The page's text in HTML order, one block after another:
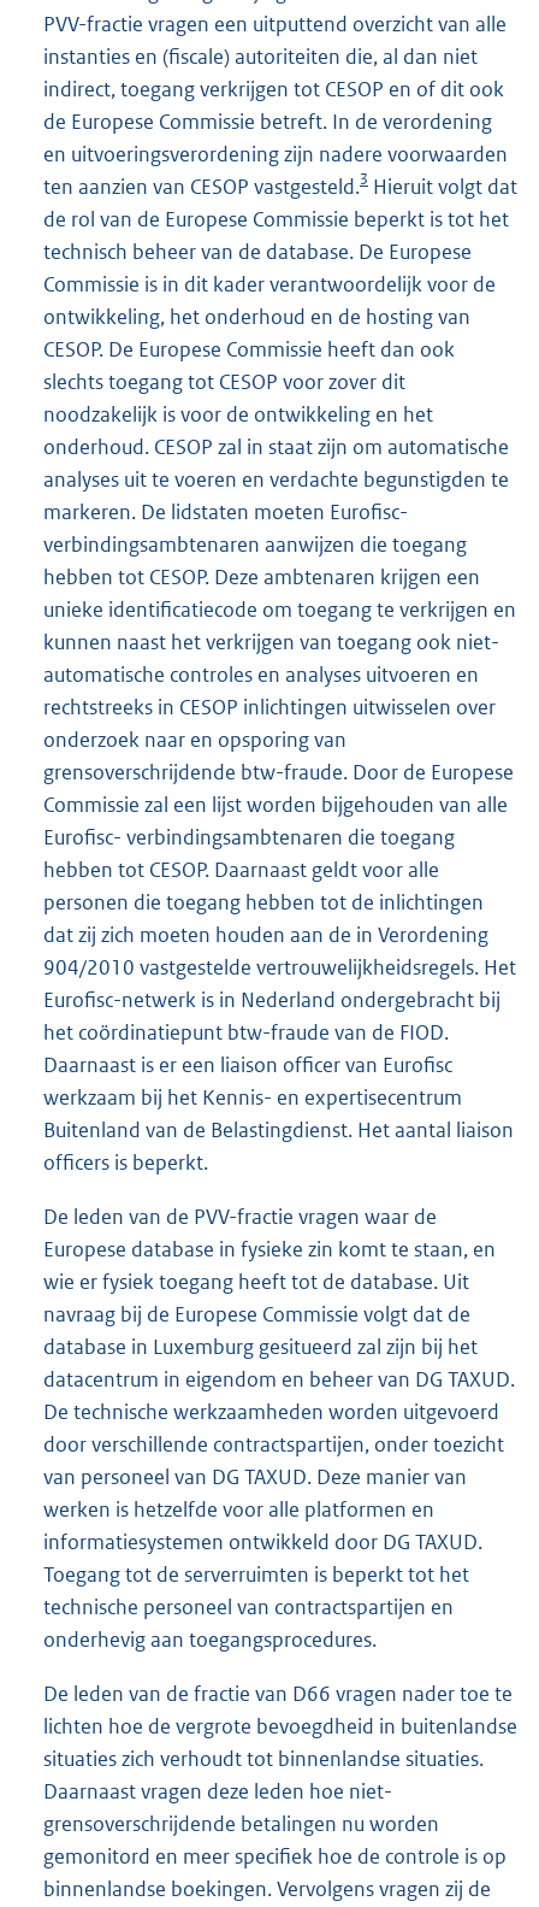
PVV-fractie vragen een uitputtend overzicht van alle
instanties en (fiscale) autoriteiten die, al dan niet
indirect, toegang verkrijgen tot CESOP en of dit ook
de Europese Commissie betreft. In de verordening
en uitvoeringsverordening zijn nadere voorwaarden
ten aanzien van CESOP vastgesteld.3 Hieruit volgt dat
de rol van de Europese Commissie beperkt is tot het
technisch beheer van de database. De Europese
Commissie is in dit kader verantwoordelijk voor de
ontwikkeling, het onderhoud en de hosting van
CESOP. De Europese Commissie heeft dan ook
slechts toegang tot CESOP voor zover dit
noodzakelijk is voor de ontwikkeling en het
onderhoud. CESOP zal in staat zijn om automatische
analyses uit te voeren en verdachte begunstigden te
markeren. De lidstaten moeten Eurofisc-
verbindingsambtenaren aanwijzen die toegang
hebben tot CESOP. Deze ambtenaren krijgen een
unieke identificatiecode om toegang te verkrijgen en
kunnen naast het verkrijgen van toegang ook niet-
automatische controles en analyses uitvoeren en
rechtstreeks in CESOP inlichtingen uitwisselen over
onderzoek naar en opsporing van
grensoverschrijdende btw-fraude. Door de Europese
Commissie zal een lijst worden bijgehouden van alle
Eurofisc- verbindingsambtenaren die toegang
hebben tot CESOP. Daarnaast geldt voor alle
personen die toegang hebben tot de inlichtingen
dat zij zich moeten houden aan de in Verordening
904/2010 vastgestelde vertrouwelijkheidsregels. Het
Eurofisc-netwerk is in Nederland ondergebracht bij
het coördinatiepunt btw-fraude van de FIOD.
Daarnaast is er een liaison officer van Eurofisc
werkzaam bij het Kennis- en expertisecentrum
Buitenland van de Belastingdienst. Het aantal liaison
officers is beperkt.
De leden van de PVV-fractie vragen waar de
Europese database in fysieke zin komt te staan, en
wie er fysiek toegang heeft tot de database. Uit
navraag bij de Europese Commissie volgt dat de
database in Luxemburg gesitueerd zal zijn bij het
datacentrum in eigendom en beheer van DG TAXUD.
De technische werkzaamheden worden uitgevoerd
door verschillende contractspartijen, onder toezicht
van personeel van DG TAXUD. Deze manier van
werken is hetzelfde voor alle platformen en
informatiesystemen ontwikkeld door DG TAXUD.
Toegang tot de serverruimten is beperkt tot het
technische personeel van contractspartijen en
onderhevig aan toegangsprocedures.
De leden van de fractie van D66 vragen nader toe te
lichten hoe de vergrote bevoegdheid in buitenlandse
situaties zich verhoudt tot binnenlandse situaties.
Daarnaast vragen deze leden hoe niet-
grensoverschrijdende betalingen nu worden
gemonitord en meer specifiek hoe de controle is op
binnenlandse boekingen. Vervolgens vragen zij de